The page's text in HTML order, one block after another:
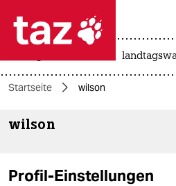

themen
Startseite wilson
wilson
Profil-Einstellungen